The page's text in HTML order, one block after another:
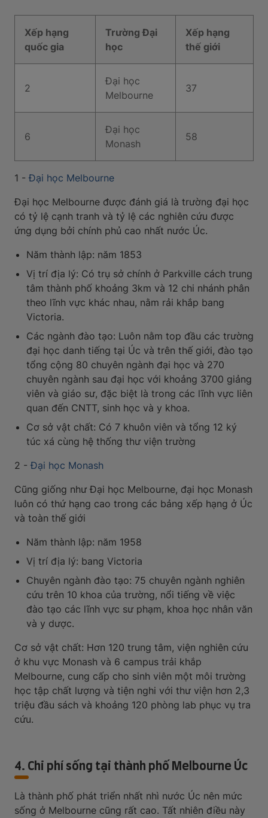
Xếp hạng
quốc gia
Trường Đại
học
Xếp hạng
thế giới
2
Đại học
Melbourne
37
6
Đại học
Monash
58
1 - Đại học Melbourne
Đại học Melbourne được đánh giá là trường đại học
có tỷ lệ cạnh tranh và tỷ lệ các nghiên cứu được
ứng dụng bởi chính phủ cao nhất nước Úc.
Năm thành lập: năm 1853
Vị trí địa lý: Có trụ sở chính ở Parkville cách trung
tâm thành phố khoảng 3km và 12 chi nhánh phân
theo lĩnh vực khác nhau, nằm rải khắp bang
Victoria.
Các ngành đào tạo: Luôn nằm top đầu các trường
đại học danh tiếng tại Úc và trên thế giới, đào tạo
tổng cộng 80 chuyên ngành đại học và 270
chuyên ngành sau đại học với khoảng 3700 giảng
viên và giáo sư, đặc biệt là trong các lĩnh vực liên
quan đến CNTT, sinh học và y khoa.
Cơ sở vật chất: Có 7 khuôn viên và tổng 12 ký
túc xá cùng hệ thống thư viện trường
2 - Đại học Monash
Cũng giống như Đại học Melbourne, đại học Monash
luôn có thứ hạng cao trong các bảng xếp hạng ở Úc
và toàn thế giới
Năm thành lập: năm 1958
Vị trí địa lý: bang Victoria
Chuyên ngành đào tạo: 75 chuyên ngành nghiên
cứu trên 10 khoa của trường, nổi tiếng về việc
đào tạo các lĩnh vực sư phạm, khoa học nhân văn
và y dược.
Cơ sở vật chất: Hơn 120 trung tâm, viện nghiên cứu
ở khu vực Monash và 6 campus trải khắp
Melbourne, cung cấp cho sinh viên một môi trường
học tập chất lượng và tiện nghi với thư viện hơn 2,3
triệu đầu sách và khoảng 120 phòng lab phục vụ tra
cứu.
4. Chi phí sống tại thành phố Melbourne Úc
Là thành phố phát triển nhất nhì nước Úc nên mức
sống ở Melbourne cũng rất cao. Tất nhiên điều này